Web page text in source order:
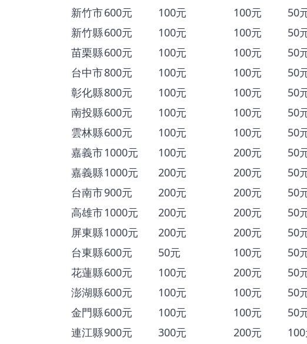
新竹市600元 100元 100元
50
新竹縣600元 100元 100元
50
苗栗縣600元 100元 100元
50
台中市800元 100元 100元
50
彰化縣800元 100元 100元
50
南投縣600元 100元 100元
50
雲林縣600元 100元 100元
50
嘉義市1000元 100元 200元
50
嘉義縣1000元 200元 200元
50
台南市900元 200元 200元
50
高雄市1000元 200元 200元
50
屏東縣1000元 200元 200元
50
台東縣600元 50元 100元
50
花蓮縣600元 100元 200元
50
澎湖縣600元 100元 100元
50
金門縣600元 100元 100元
50
連江縣900元 300元 200元